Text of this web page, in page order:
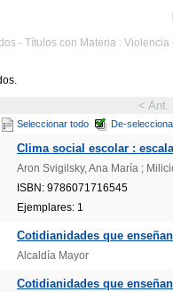
- Títulos con Materia :
< Ant.
Seleccionar todo De-
Clima social escolar :
Aron Svigilsky, Ana María ;
ISBN: 9786071716545
Ejemplares: 1
Cotidianidades que enseñan
Alcaldía Mayor
Cotidianidades que enseñan